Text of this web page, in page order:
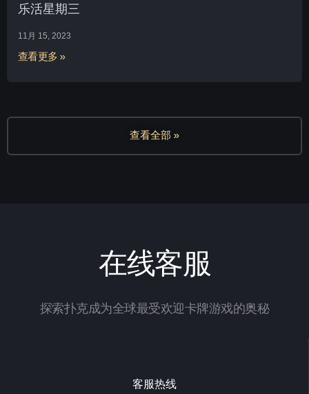
乐活星期三
11月 15, 2023
查看更多 »
查看全部 »
在线客服
探索扑克成为全球最受欢迎卡牌游戏的奥秘
客服热线